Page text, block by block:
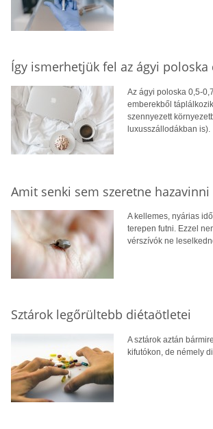
Így ismerhetjük fel az ágyi poloska
Az ágyi poloska 0,5-
emberekből
szennyezett
luxusszállodákban is).
Amit senki sem szeretne hazavinni
A kellemes, nyárias
terepen futni. Ezzel
vérszívók ne
Sztárok legőrültebb diétaötletei
A sztárok aztán
kifutókon, de némely